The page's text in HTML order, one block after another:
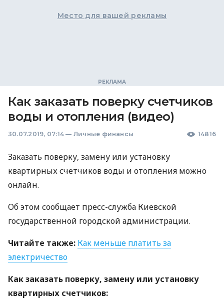
Место для вашей рекламы
Как заказать поверку счетчиков
воды и отопления (видео)
30.07.2019, 07:14 — Личные финансы 14816
Заказать поверку, замену или установку
квартирных счетчиков воды и отопления можно
онлайн.
Об этом сообщает пресс-служба Киевской
государственной городской администрации.
Читайте также: Как меньше платить за
электричество
Как заказать поверку, замену или установку
квартирных счетчиков: